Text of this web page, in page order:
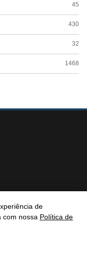
de
com nossa Política de
45
430
32
1468
e atualizado
dos alunos de